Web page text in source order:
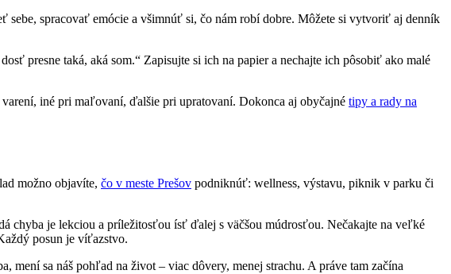
sebe, spracovať emócie a všimnúť si, čo nám robí dobre. Môžete si vytvoriť aj denník
presne taká, aká som.“ Zapisujte si ich na papier a nechajte ich pôsobiť ako malé
iné pri maľovaní, ďalšie pri upratovaní. Dokonca aj obyčajné tipy a rady na
možno objavíte, čo v meste Prešov podniknúť: wellness, výstavu, piknik v parku či
chyba je lekciou a príležitosťou ísť ďalej s väčšou múdrosťou. Nečakajte na veľké
posun je víťazstvo.
sa náš pohľad na život – viac dôvery, menej strachu. A práve tam začína